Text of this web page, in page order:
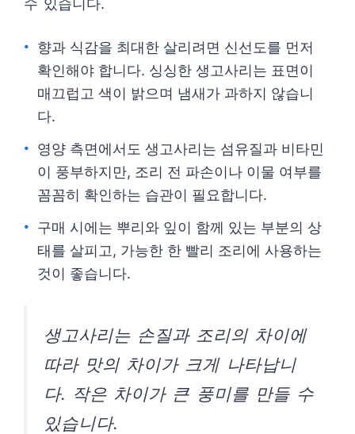
수 있습니다.
향과 식감을 최대한 살리려면 신선도를 먼저
확인해야 합니다. 싱싱한 생고사리는 표면이
매끄럽고 색이 밝으며 냄새가 과하지 않습니
다.
영양 측면에서도 생고사리는 섬유질과 비타민
이 풍부하지만, 조리 전 파손이나 이물 여부를
꼼꼼히 확인하는 습관이 필요합니다.
구매 시에는 뿌리와 잎이 함께 있는 부분의 상
태를 살피고, 가능한 한 빨리 조리에 사용하는
것이 좋습니다.
생고사리는 손질과 조리의 차이에
따라 맛의 차이가 크게 나타납니
다. 작은 차이가 큰 풍미를 만들 수
있습니다.